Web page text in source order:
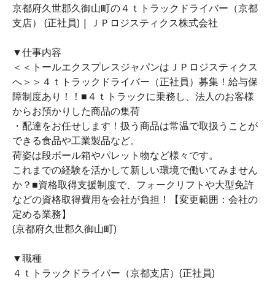
京都府久世郡久御山町の４ｔトラックドライバー（京都
支店） (正社員) | ＪＰロジスティクス株式会社
▼仕事内容
＜＜トールエクスプレスジャパンはＪＰロジスティクス
へ＞＞４ｔトラックドライバー（正社員）募集！給与保
障制度あり！！■４ｔトラックに乗務し、法人のお客様
からお預かりした商品の集荷
・配達をお任せします！扱う商品は常温で取扱うことが
できる食品や工業製品など。
荷姿は段ボール箱やパレット物など様々です。
これまでの経験を活かして新しい環境で働いてみません
か？■資格取得支援制度で、フォークリフトや大型免許
などの資格取得費用を会社が負担！【変更範囲：会社の
定める業務】
(京都府久世郡久御山町)
▼職種
４ｔトラックドライバー（京都支店）(正社員)